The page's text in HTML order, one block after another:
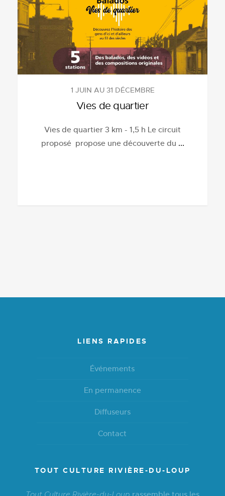
1 JUIN AU 31 DÉCEMBRE
Vies de quartier
Vies de quartier 3 km - 1,5 h Le circuit
proposé propose une découverte du ...
LIENS RAPIDES
Événements
En permanence
Diffuseurs
Contact
TOUT CULTURE RIVIÈRE-DU-LOUP